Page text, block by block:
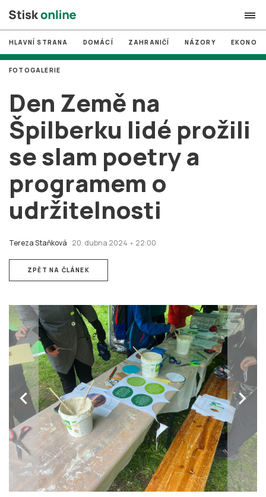
search
# MUNI
# Brno
# volby
login PŘIHLÁSIT SE
Zapomněli jste heslo?
Založit nový účet
HLAVNÍ STRANA DOMÁCÍ ZAHRANIČÍ NÁZORY
Den Země na
Špilberku lidé prožili
se slam poetry a
programem o
udržitelnosti
Tereza Staňková 20. dubna 2024 • 22:00
FOTOGALERIE
ZPĚT NA ČLÁNEK
chevron_left chevron_right